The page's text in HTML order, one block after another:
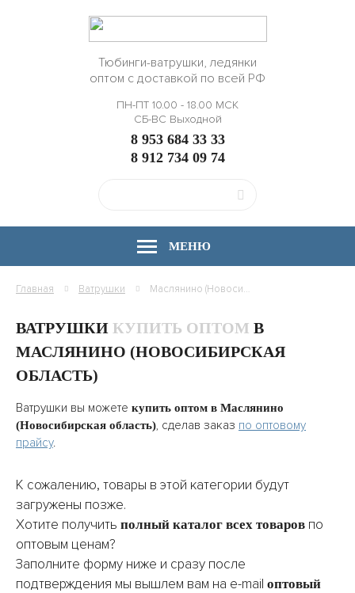
Тюбинги-ватрушки, ледянки
оптом с доставкой по всей РФ
ПН-ПТ 10.00 - 18.00 МСК
СБ-ВС Выходной
8 953 684 33 33
8 912 734 09 74
МЕНЮ
Главная Ватрушки Маслянино (Новосибирская область)
ВАТРУШКИ КУПИТЬ ОПТОМ В
МАСЛЯНИНО (НОВОСИБИРСКАЯ
ОБЛАСТЬ)
Ватрушки вы можете купить оптом в Маслянино
(Новосибирская область), сделав заказ по оптовому
прайсу.
К сожалению, товары в этой категории будут
загружены позже.
Хотите получить полный каталог всех товаров по
оптовым ценам?
Заполните форму ниже и сразу после
подтверждения мы вышлем вам на e-mail оптовый